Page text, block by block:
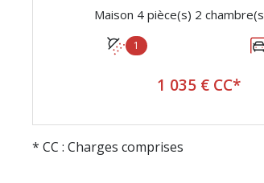
1
1 035 € CC*
VOIR LE BIEN
* CC : Charges comprises